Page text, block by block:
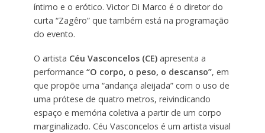
íntimo e o erótico. Victor Di Marco é o diretor do
curta “Zagêro” que também está na programação
do evento.
O artista Céu Vasconcelos (CE)apresenta a
performance “O corpo, o peso, o descanso”, em
que propõe uma “andança aleijada” com o uso de
uma prótese de quatro metros, reivindicando
espaço e memória coletiva a partir de um corpo
marginalizado. Céu Vasconcelos é um artista visual